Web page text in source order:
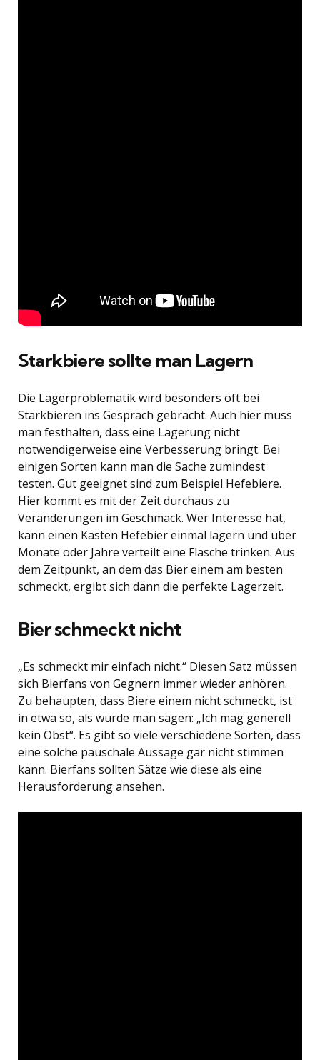
Starkbiere sollte man Lagern
Die Lagerproblematik wird besonders oft bei
Starkbieren ins Gespräch gebracht. Auch hier muss
man festhalten, dass eine Lagerung nicht
notwendigerweise eine Verbesserung bringt. Bei
einigen Sorten kann man die Sache zumindest
testen. Gut geeignet sind zum Beispiel Hefebiere.
Hier kommt es mit der Zeit durchaus zu
Veränderungen im Geschmack. Wer Interesse hat,
kann einen Kasten Hefebier einmal lagern und über
Monate oder Jahre verteilt eine Flasche trinken. Aus
dem Zeitpunkt, an dem das Bier einem am besten
schmeckt, ergibt sich dann die perfekte Lagerzeit.
Bier schmeckt nicht
„Es schmeckt mir einfach nicht.“ Diesen Satz müssen
sich Bierfans von Gegnern immer wieder anhören.
Zu behaupten, dass Biere einem nicht schmeckt, ist
in etwa so, als würde man sagen: „Ich mag generell
kein Obst“. Es gibt so viele verschiedene Sorten, dass
eine solche pauschale Aussage gar nicht stimmen
kann. Bierfans sollten Sätze wie diese als eine
Herausforderung ansehen.